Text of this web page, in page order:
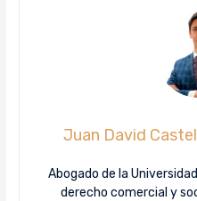
Juan David
Abogado de la
derecho comercial y